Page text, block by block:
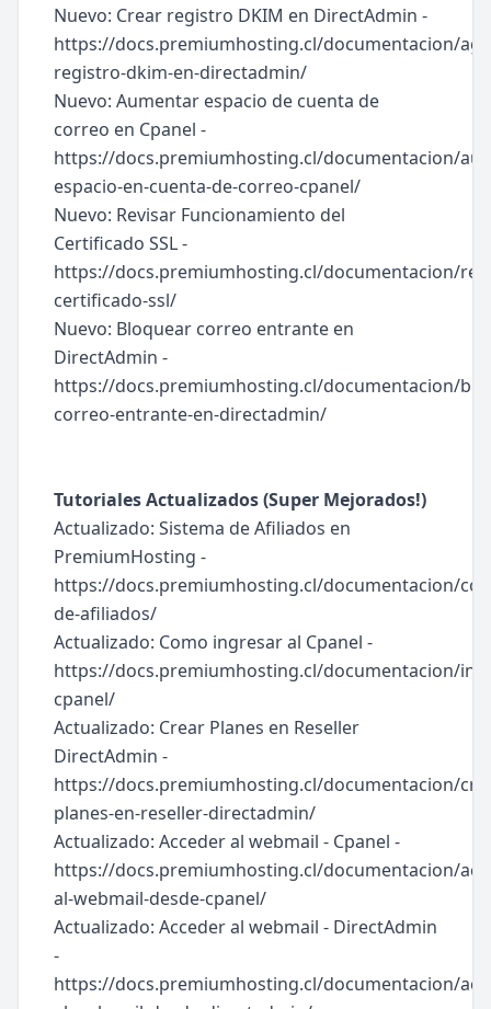
Nuevo: Crear registro DKIM en DirectAdmin -
https://docs.premiumhosting.cl/documentacion/
registro-dkim-en-directadmin/
Nuevo: Aumentar espacio de cuenta de
correo en Cpanel -
https://docs.premiumhosting.cl/documentacion/
espacio-en-cuenta-de-correo-cpanel/
Nuevo: Revisar Funcionamiento del
Certificado SSL -
https://docs.premiumhosting.cl/documentacion/
certificado-ssl/
Nuevo: Bloquear correo entrante en
DirectAdmin -
https://docs.premiumhosting.cl/documentacion/
correo-entrante-en-directadmin/
Tutoriales Actualizados (Super Mejorados!)
Actualizado: Sistema de Afiliados en
PremiumHosting -
https://docs.premiumhosting.cl/documentacion/
de-afiliados/
Actualizado: Como ingresar al Cpanel -
https://docs.premiumhosting.cl/documentacion/
cpanel/
Actualizado: Crear Planes en Reseller
DirectAdmin -
https://docs.premiumhosting.cl/documentacion/
planes-en-reseller-directadmin/
Actualizado: Acceder al webmail - Cpanel -
https://docs.premiumhosting.cl/documentacion/
al-webmail-desde-cpanel/
Actualizado: Acceder al webmail - DirectAdmin
-
https://docs.premiumhosting.cl/documentacion/